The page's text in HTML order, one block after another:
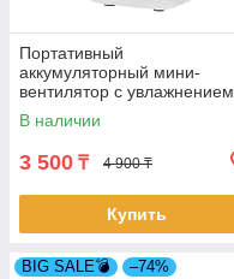
Портативный
аккумуляторный мини-
вентилятор с увлажнением
воздуха (4859)
В наличии
3 500 ₸ 4 900 ₸
Купить
BIG SALE💣 –74%